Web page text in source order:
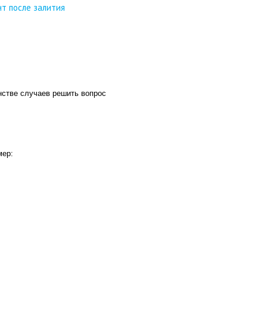
после залития
случаев решить вопрос